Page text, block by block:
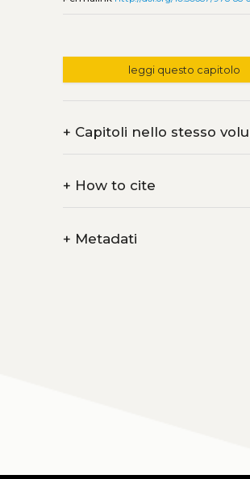
leggi questo capitolo
+ Capitoli nello stesso
+ How to cite
+ Metadati